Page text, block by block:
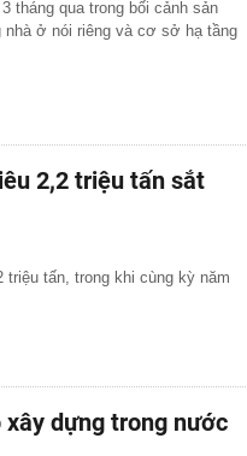
tháng qua trong bối cảnh sản
ở nói riêng và cơ sở hạ tầng
2,2 triệu tấn sắt
tấn, trong khi cùng kỳ năm
dựng trong nước